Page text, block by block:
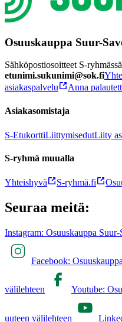
Osuuskauppa Suur-
Sähköpostiosoitteet S-
etunimi.sukunimi@sok.fi
asiakaspalvelu
Anna
Asiakasomistaja
S-EtukorttiLiittymisedutLiity
S-ryhmä muualla
Yhteishyvä S-ryhmä.fi
Seuraa meitä:
Instagram: Osuuskauppa
Facebook:
välilehteen Youtube:
uuteen välilehteen